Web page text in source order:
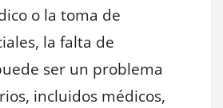
o la toma de
la falta de
ser un problema
incluidos médicos,